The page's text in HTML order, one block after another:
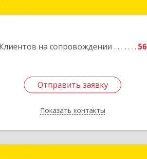
Клиентов на сопровождении 56
Отправить заявку
Показать контакты
Отправить заявку
Назад